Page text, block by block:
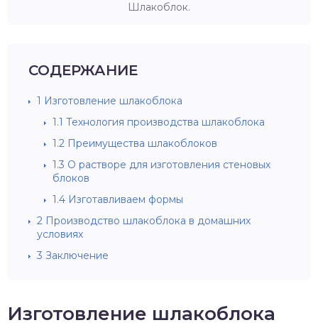
Шлакоблок.
СОДЕРЖАНИЕ
1 Изготовление шлакоблока
1.1 Технология производства шлакоблока
1.2 Преимущества шлакоблоков
1.3 О растворе для изготовления стеновых
блоков
1.4 Изготавливаем формы
2 Производство шлакоблока в домашних
условиях
3 Заключение
Изготовление шлакоблока